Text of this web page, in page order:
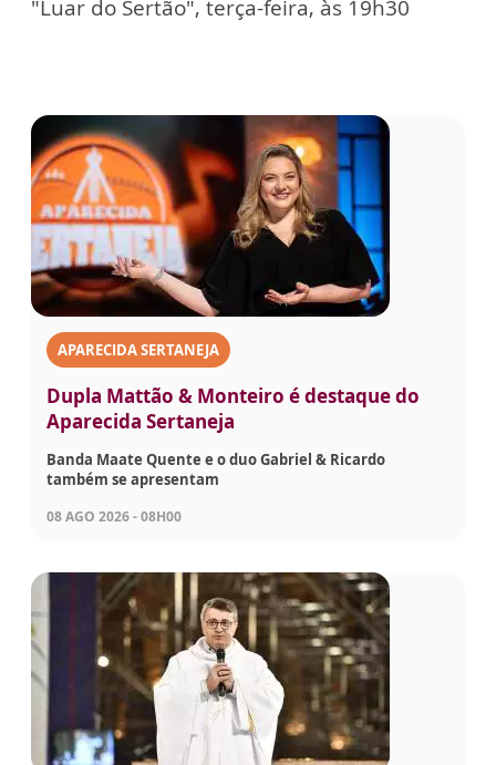
"Luar do Sertão", terça-feira, às 19h30
APARECIDA SERTANEJA
Dupla Mattão & Monteiro é destaque do
Aparecida Sertaneja
Banda Maate Quente e o duo Gabriel & Ricardo
também se apresentam
08 AGO 2026 - 08H00